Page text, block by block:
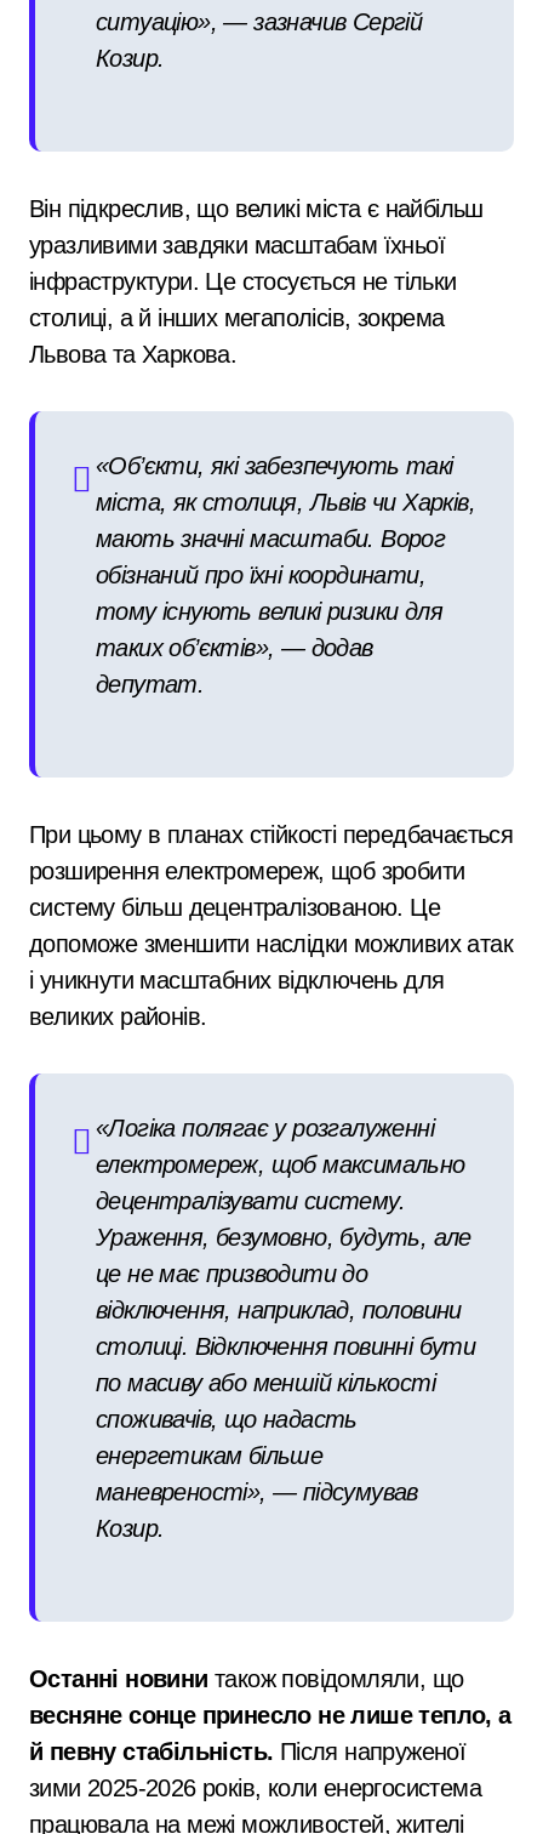
ситуацію», — зазначив Сергій
Козир.
Він підкреслив, що великі міста є найбільш
уразливими завдяки масштабам їхньої
інфраструктури. Це стосується не тільки
столиці, а й інших мегаполісів, зокрема
Львова та Харкова.
«Об’єкти, які забезпечують такі
міста, як столиця, Львів чи Харків,
мають значні масштаби. Ворог
обізнаний про їхні координати,
тому існують великі ризики для
таких об’єктів», — додав
депутат.
При цьому в планах стійкості передбачається
розширення електромереж, щоб зробити
систему більш децентралізованою. Це
допоможе зменшити наслідки можливих атак
і уникнути масштабних відключень для
великих районів.
«Логіка полягає у розгалуженні
електромереж, щоб максимально
децентралізувати систему.
Ураження, безумовно, будуть, але
це не має призводити до
відключення, наприклад, половини
столиці. Відключення повинні бути
по масиву або меншій кількості
споживачів, що надасть
енергетикам більше
маневреності», — підсумував
Козир.
Останні новини також повідомляли, що
весняне сонце принесло не лише тепло, а
й певну стабільність. Після напруженої
зими 2025-2026 років, коли енергосистема
працювала на межі можливостей, жителі